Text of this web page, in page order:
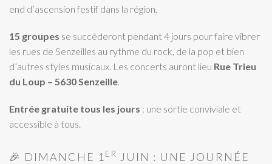
end d’ascension festif dans la région.
15 groupes se succéderont pendant 4 jours pour faire vibrer
les rues de Senzeilles au rythme du rock, de la pop et bien
d’autres styles musicaux. Les concerts auront lieu Rue Trieu
du Loup – 5630 Senzeille.
Entrée gratuite tous les jours : une sortie conviviale et
accessible à tous.
🎉 DIMANCHE 1 ER
JUIN : UNE JOURNÉE